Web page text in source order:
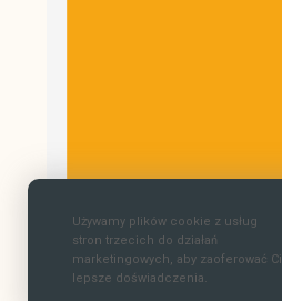
Używamy plików cookie z usług
stron trzecich do działań
marketingowych, aby zaoferować Ci
lepsze doświadczenia.